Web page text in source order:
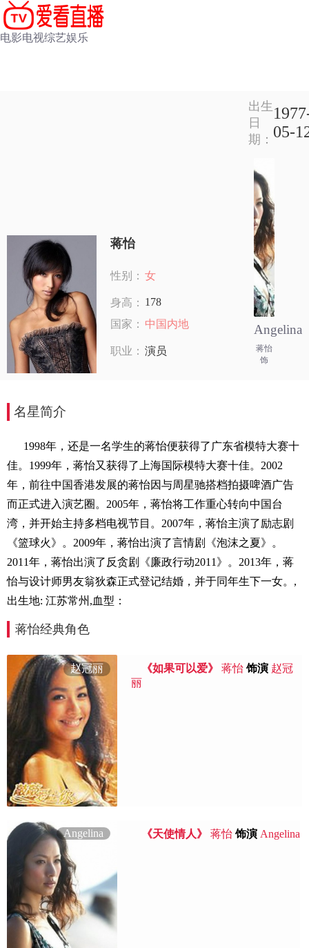
电影电视综艺娱乐
蒋怡
性别： 女
身高： 178
国家： 中国内地
职业： 演员
出生
日
期： 05-
Angelina
蒋怡
饰
名星简介
1998年，还是一名学生的蒋怡便获得了广东省模特大赛十
佳。1999年，蒋怡又获得了上海国际模特大赛十佳。2002
年，前往中国香港发展的蒋怡因与周星驰搭档拍摄啤酒广告
而正式进入演艺圈。2005年，蒋怡将工作重心转向中国台
湾，并开始主持多档电视节目。2007年，蒋怡主演了励志剧
《篮球火》。2009年，蒋怡出演了言情剧《泡沫之夏》。
2011年，蒋怡出演了反贪剧《廉政行动2011》。2013年，蒋
怡与设计师男友翁狄森正式登记结婚，并于同年生下一女。,
出生地: 江苏常州,血型：
蒋怡经典角色
赵冠丽 《如果可以爱》 蒋怡 饰演 赵冠
丽
Angelina 《天使情人》 蒋怡 饰演 Angelina